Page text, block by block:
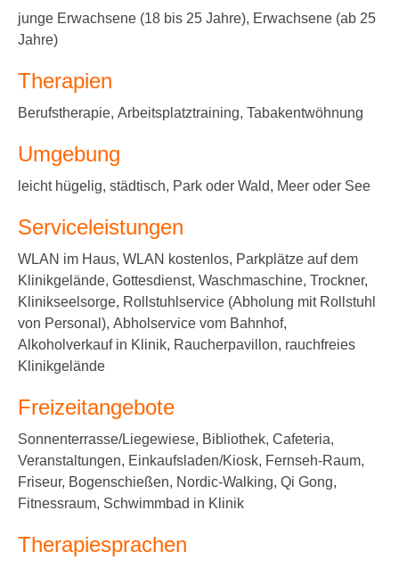
junge Erwachsene (18 bis 25 Jahre), Erwachsene (ab 25
Jahre)
Therapien
Berufstherapie, Arbeitsplatztraining, Tabakentwöhnung
Umgebung
leicht hügelig, städtisch, Park oder Wald, Meer oder See
Serviceleistungen
WLAN im Haus, WLAN kostenlos, Parkplätze auf dem
Klinikgelände, Gottesdienst, Waschmaschine, Trockner,
Klinikseelsorge, Rollstuhlservice (Abholung mit Rollstuhl
von Personal), Abholservice vom Bahnhof,
Alkoholverkauf in Klinik, Raucherpavillon, rauchfreies
Klinikgelände
Freizeitangebote
Sonnenterrasse/Liegewiese, Bibliothek, Cafeteria,
Veranstaltungen, Einkaufsladen/Kiosk, Fernseh-Raum,
Friseur, Bogenschießen, Nordic-Walking, Qi Gong,
Fitnessraum, Schwimmbad in Klinik
Therapiesprachen